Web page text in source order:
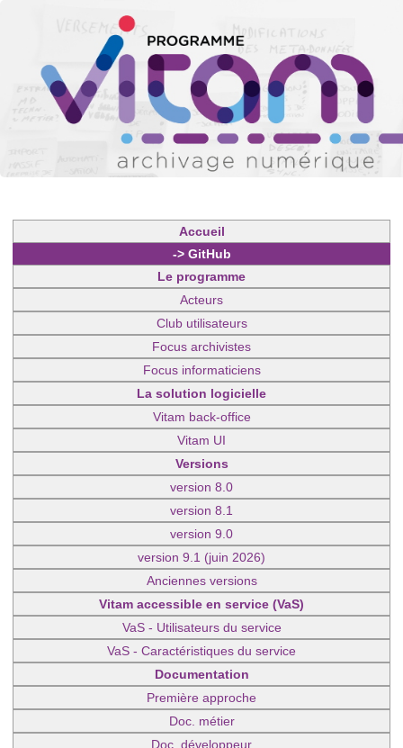
Accueil
-> GitHub
Le programme
Acteurs
Club utilisateurs
Focus archivistes
Focus informaticiens
La solution logicielle
Vitam back-office
Vitam UI
Versions
version 8.0
version 8.1
version 9.0
version 9.1 (juin 2026)
Anciennes versions
Vitam accessible en service (VaS)
VaS - Utilisateurs du service
VaS - Caractéristiques du service
Documentation
Première approche
Doc. métier
Doc. développeur